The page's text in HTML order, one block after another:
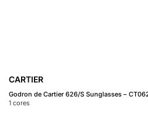
CARTIER
Godron de Cartier 626/S Sunglasses –
1 cores